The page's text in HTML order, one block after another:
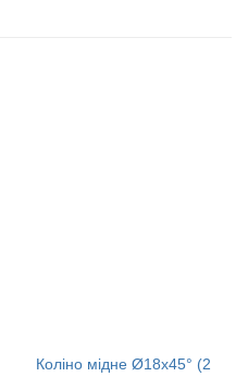
Коліно мідне Ø18х45° (2